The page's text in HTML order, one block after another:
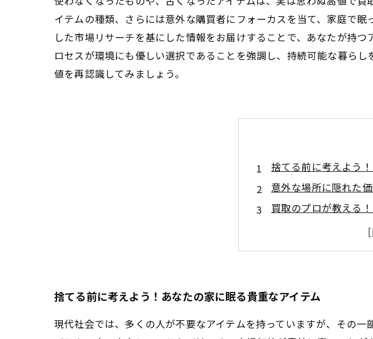
イテムの種類、さらには意外な購買者にフォーカスを当て、家庭で
した市場リサーチを基にした情報をお届けすることで、あなたが持
ロセスが環境にも優しい選択であることを強調し、持続可能な暮ら
値を再認識してみましょう。
捨てる前に考えよう
意外な場所に隠れた
買取のプロが教える
私たちの体験談：思
環境にも優しい選択
捨てる前に必見！あ
捨てる前に考えよう！あなたの家に眠る貴重なアイテム
現代社会では、多くの人が不要なアイテムを持っていますが、その